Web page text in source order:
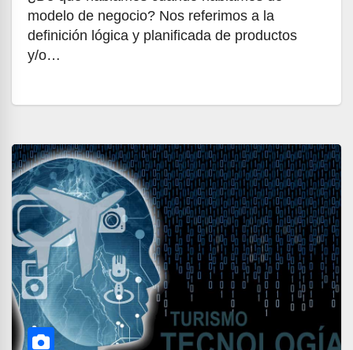
modelo de negocio? Nos referimos a la
definición lógica y planificada de productos
y/o…